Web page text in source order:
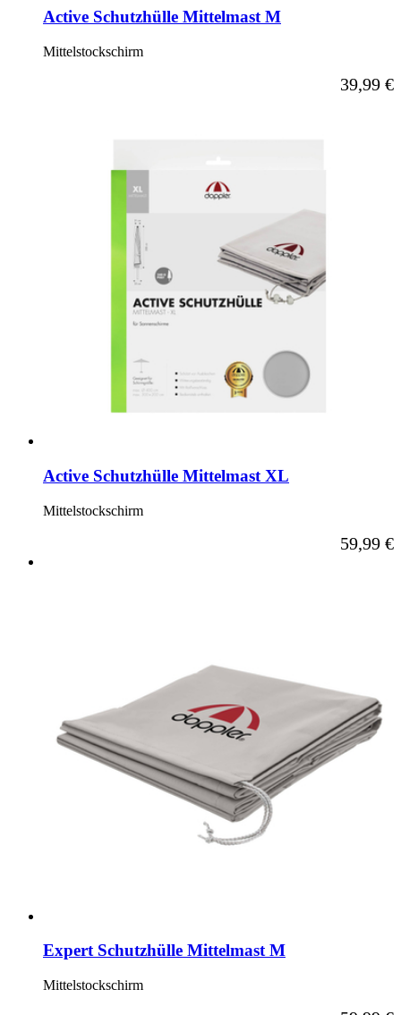
Active Schutzhülle Mittelmast M
Mittelstockschirm
39,99 €
Active Schutzhülle Mittelmast XL
Mittelstockschirm
59,99 €
Expert Schutzhülle Mittelmast M
Mittelstockschirm